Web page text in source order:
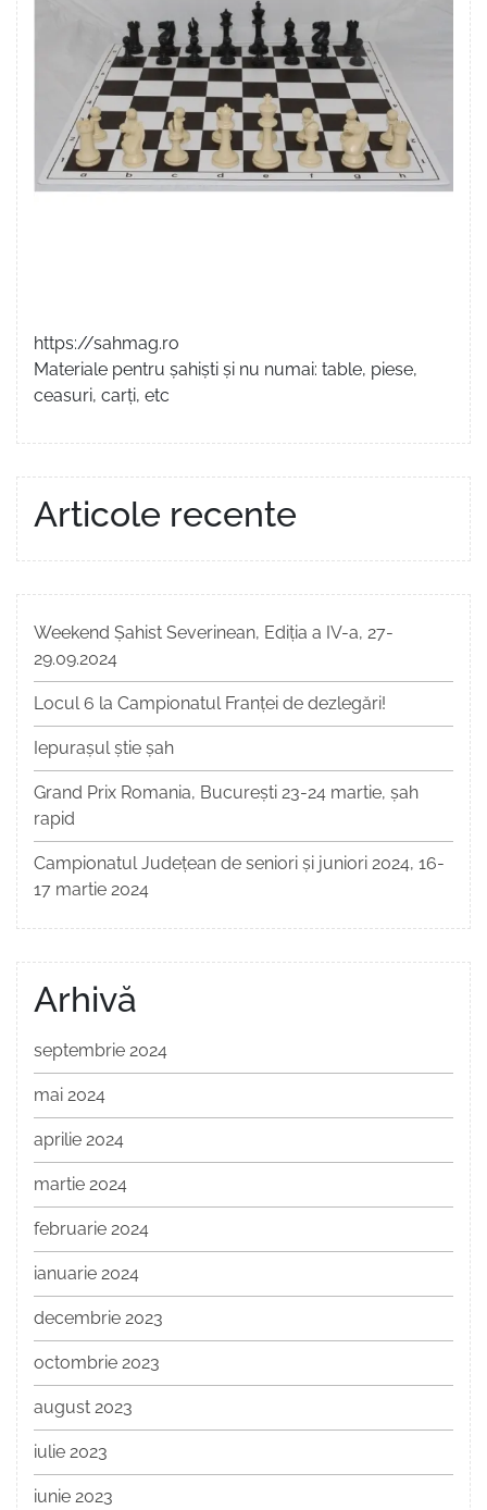
https://sahmag.ro
Materiale pentru șahiști și nu numai: table, piese,
ceasuri, carți, etc
Articole recente
Weekend Șahist Severinean, Ediția a IV-a, 27-
29.09.2024
Locul 6 la Campionatul Franței de dezlegări!
Iepurașul știe șah
Grand Prix Romania, București 23-24 martie, șah
rapid
Campionatul Județean de seniori și juniori 2024, 16-
17 martie 2024
Arhivă
septembrie 2024
mai 2024
aprilie 2024
martie 2024
februarie 2024
ianuarie 2024
decembrie 2023
octombrie 2023
august 2023
iulie 2023
iunie 2023